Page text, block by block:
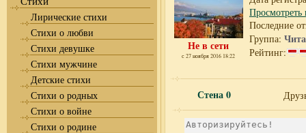
Лирические стихи
Стихи о любви
Стихи девушке
Стихи мужчине
Детские стихи
Стихи о родных
Стихи о войне
Стихи о родине
Не в сети
с 27 ноября 2016 18:22
Последние
Группа:
Рейтинг:
Стена0